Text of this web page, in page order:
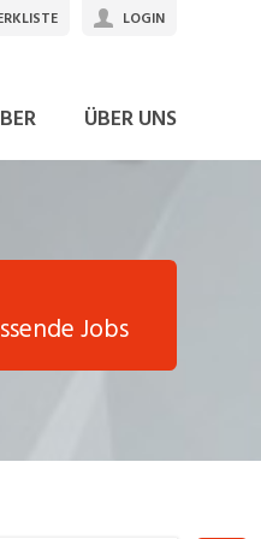
ÜBER UNS
LOGIN
Jobs
JETZT BEWERBEN